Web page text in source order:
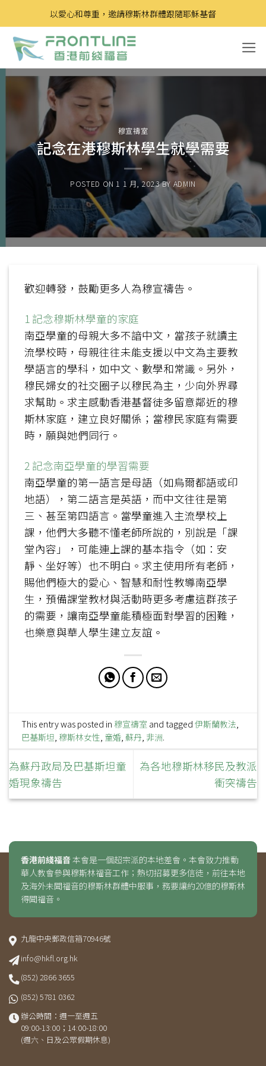
to
content
以愛心和尊重，邀請穆斯林群體跟隨耶穌基督
穆宣禱室
記念在港穆斯林學生就學需要
POSTED ON 1 1 月, 2023 BY ADMIN
歡迎轉發，鼓勵更多人為穆宣禱告。
1 記念穆斯林學童的家庭
南亞學童的母親大多不諳中文，當孩子就讀主
流學校時，母親往往未能支援以中文為主要教
學語言的學科，如中文、數學和常識。另外，
穆民婦女的社交圈子以穆民為主，少向外界尋
求幫助。求主感動香港基督徒多留意鄰近的穆
斯林家庭，建立良好關係；當穆民家庭有需要
時，願與她們同行。
2 記念南亞學童的學習需要
南亞學童的第一語言是母語（如烏爾都語或印
地語），第二語言是英語，而中文往往是第
三、甚至第四語言。當學童進入主流學校上
課，他們大多聽不懂老師所說的，別說是「課
堂內容」，可能連上課的基本指令（如：安
靜、坐好等）也不明白。求主使用所有老師，
賜他們極大的愛心、智慧和耐性教導南亞學
生，預備課堂教材與活動時更多考慮這群孩子
的需要，讓南亞學童能積極面對學習的困難，
也樂意與華人學生建立友誼。
This entry was posted in穆宣禱室 and tagged伊斯蘭教法
巴基斯坦 ,穆斯林女性 童婚 蘇丹 非洲.
為蘇丹政局及巴基斯坦童
婚現象禱告
為各地穆斯林移民及教派
衝突禱告
香港前綫福音本會是一個超宗派的本地差會。本會致力推動
華人教會參與穆斯林福音工作；熱切招募更多信徒，前往本地
及海外未聞福音的穆斯林群體中服事，務要讓約20億的穆斯林
得聞福音。
九龍中央郵政信箱70946號
info@hkfl.org.hk
(852) 2866 3655
(852) 5781 0362
辦公時間：週一至週五
09:00-13:00；14:00-18:00
(週六、日及公眾假期休息)